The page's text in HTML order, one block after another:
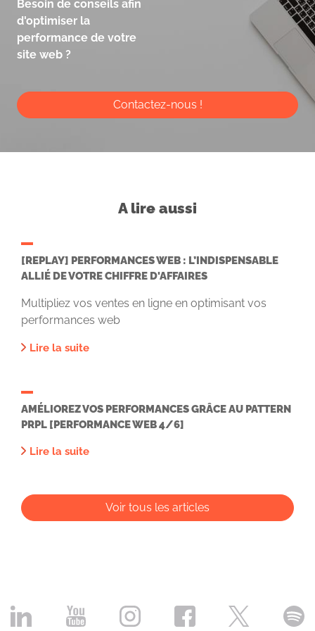
Besoin de conseils afin
d'optimiser la
performance de votre
site web ?
Contactez-nous !
A lire aussi
[REPLAY] PERFORMANCES WEB : L’INDISPENSABLE
ALLIÉ DE VOTRE CHIFFRE D'AFFAIRES
Multipliez vos ventes en ligne en optimisant vos
performances web
Lire la suite
AMÉLIOREZ VOS PERFORMANCES GRÂCE AU PATTERN
PRPL [PERFORMANCE WEB 4/6]
Lire la suite
Voir tous les articles